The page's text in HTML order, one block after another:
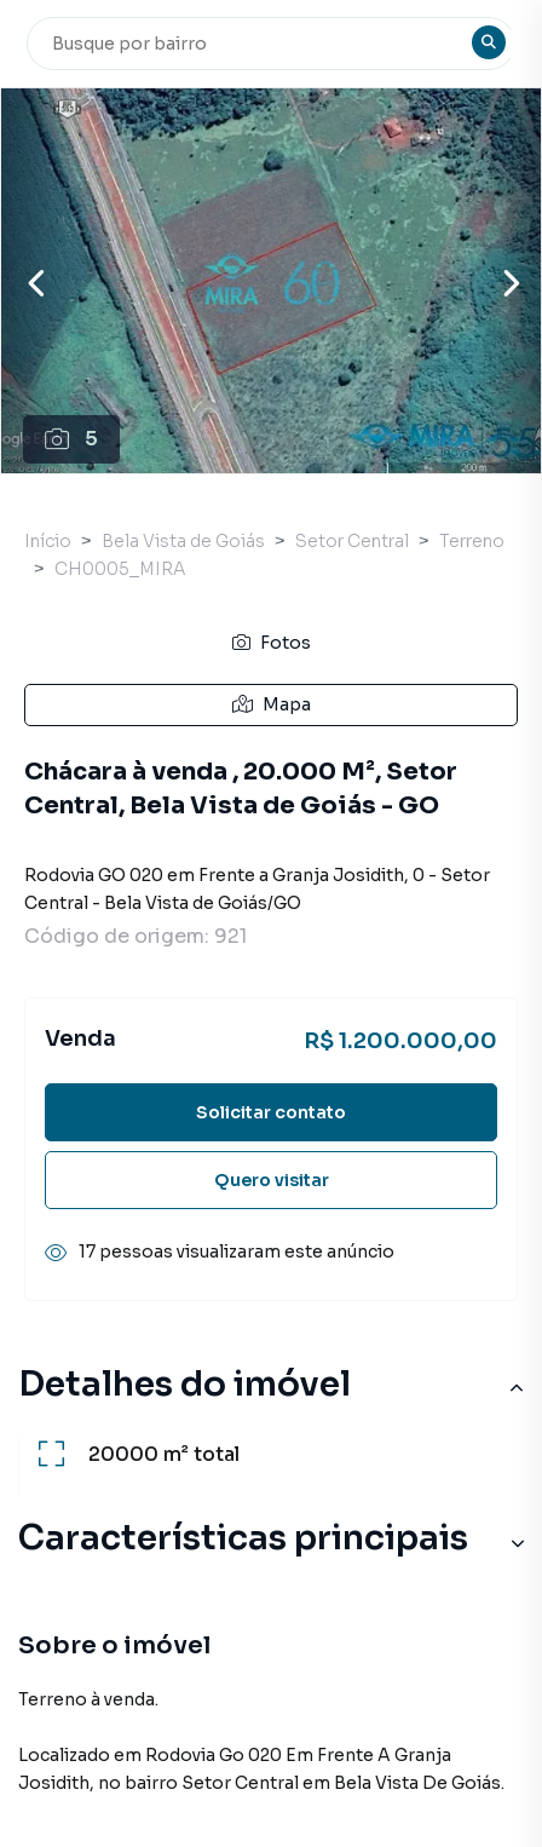
5
Detalhes do imóvel
20000 m²total
Características principais
Sobre o imóvel
Terreno à venda.
Localizado em Rodovia Go 020 Em Frente A Granja
Josidith, no bairro Setor Centralem Bela Vista De Goiás.
Início Bela Vista de Goiás Setor Central
Terreno
CH0005_MIRA
Fotos
Mapa
Chácara à venda , 20.000 M², Setor
Central, Bela Vista de Goiás - GO
Rodovia GO 020 em Frente a Granja Josidith, 0 - Setor
Central - Bela Vista de Goiás/GO
Código de origem: 921
Venda R$ 1.200.000,00
Solicitar contato
Quero visitar
17 pessoas visualizaram este anúncio